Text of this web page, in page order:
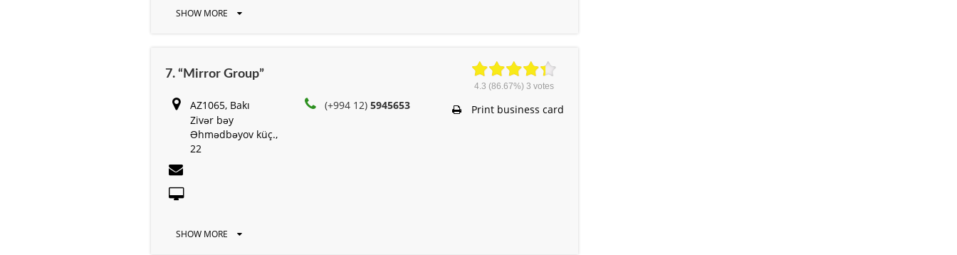
SHOW MORE
7. “Mirror Group”
AZ1065, Bakı
Zivər bəy
Əhmədbəyov küç.,
22
(+994 12)5945653
SHOW MORE
4.3 (86.67%) 3 votes
Print business card